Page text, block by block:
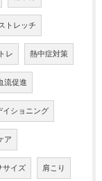
トレッチ
レ 熱中症対策
流促進
イショニング
ア
サイズ 肩こり